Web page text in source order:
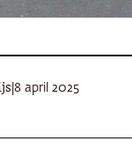
8 april 2025